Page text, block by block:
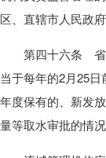
区、直辖市人民政
第四十六条 省、
当于每年的2月25
年度保有的、新发
量等取水审批的情况